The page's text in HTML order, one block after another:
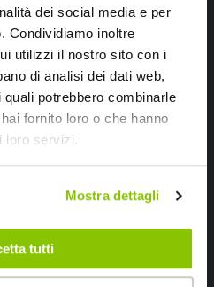
dei social media e per
Condividiamo inoltre
utilizzi il nostro sito con i
di analisi dei dati web,
potrebbero combinarle
fornito loro o che hanno
loro servizi.
Mostra dettagli
tutti
il documento privacy policy